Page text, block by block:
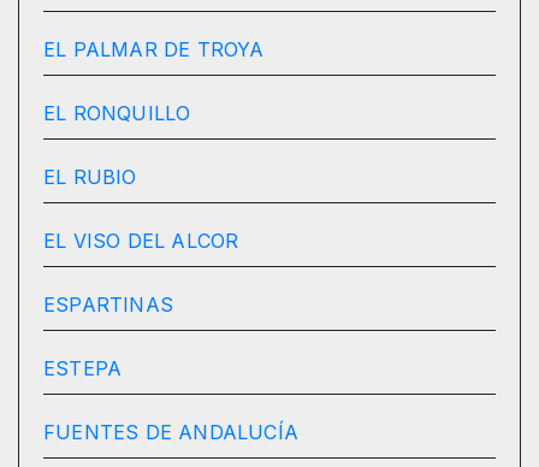
EL PALMAR DE TROYA
EL RONQUILLO
EL RUBIO
EL VISO DEL ALCOR
ESPARTINAS
ESTEPA
FUENTES DE ANDALUCÍA